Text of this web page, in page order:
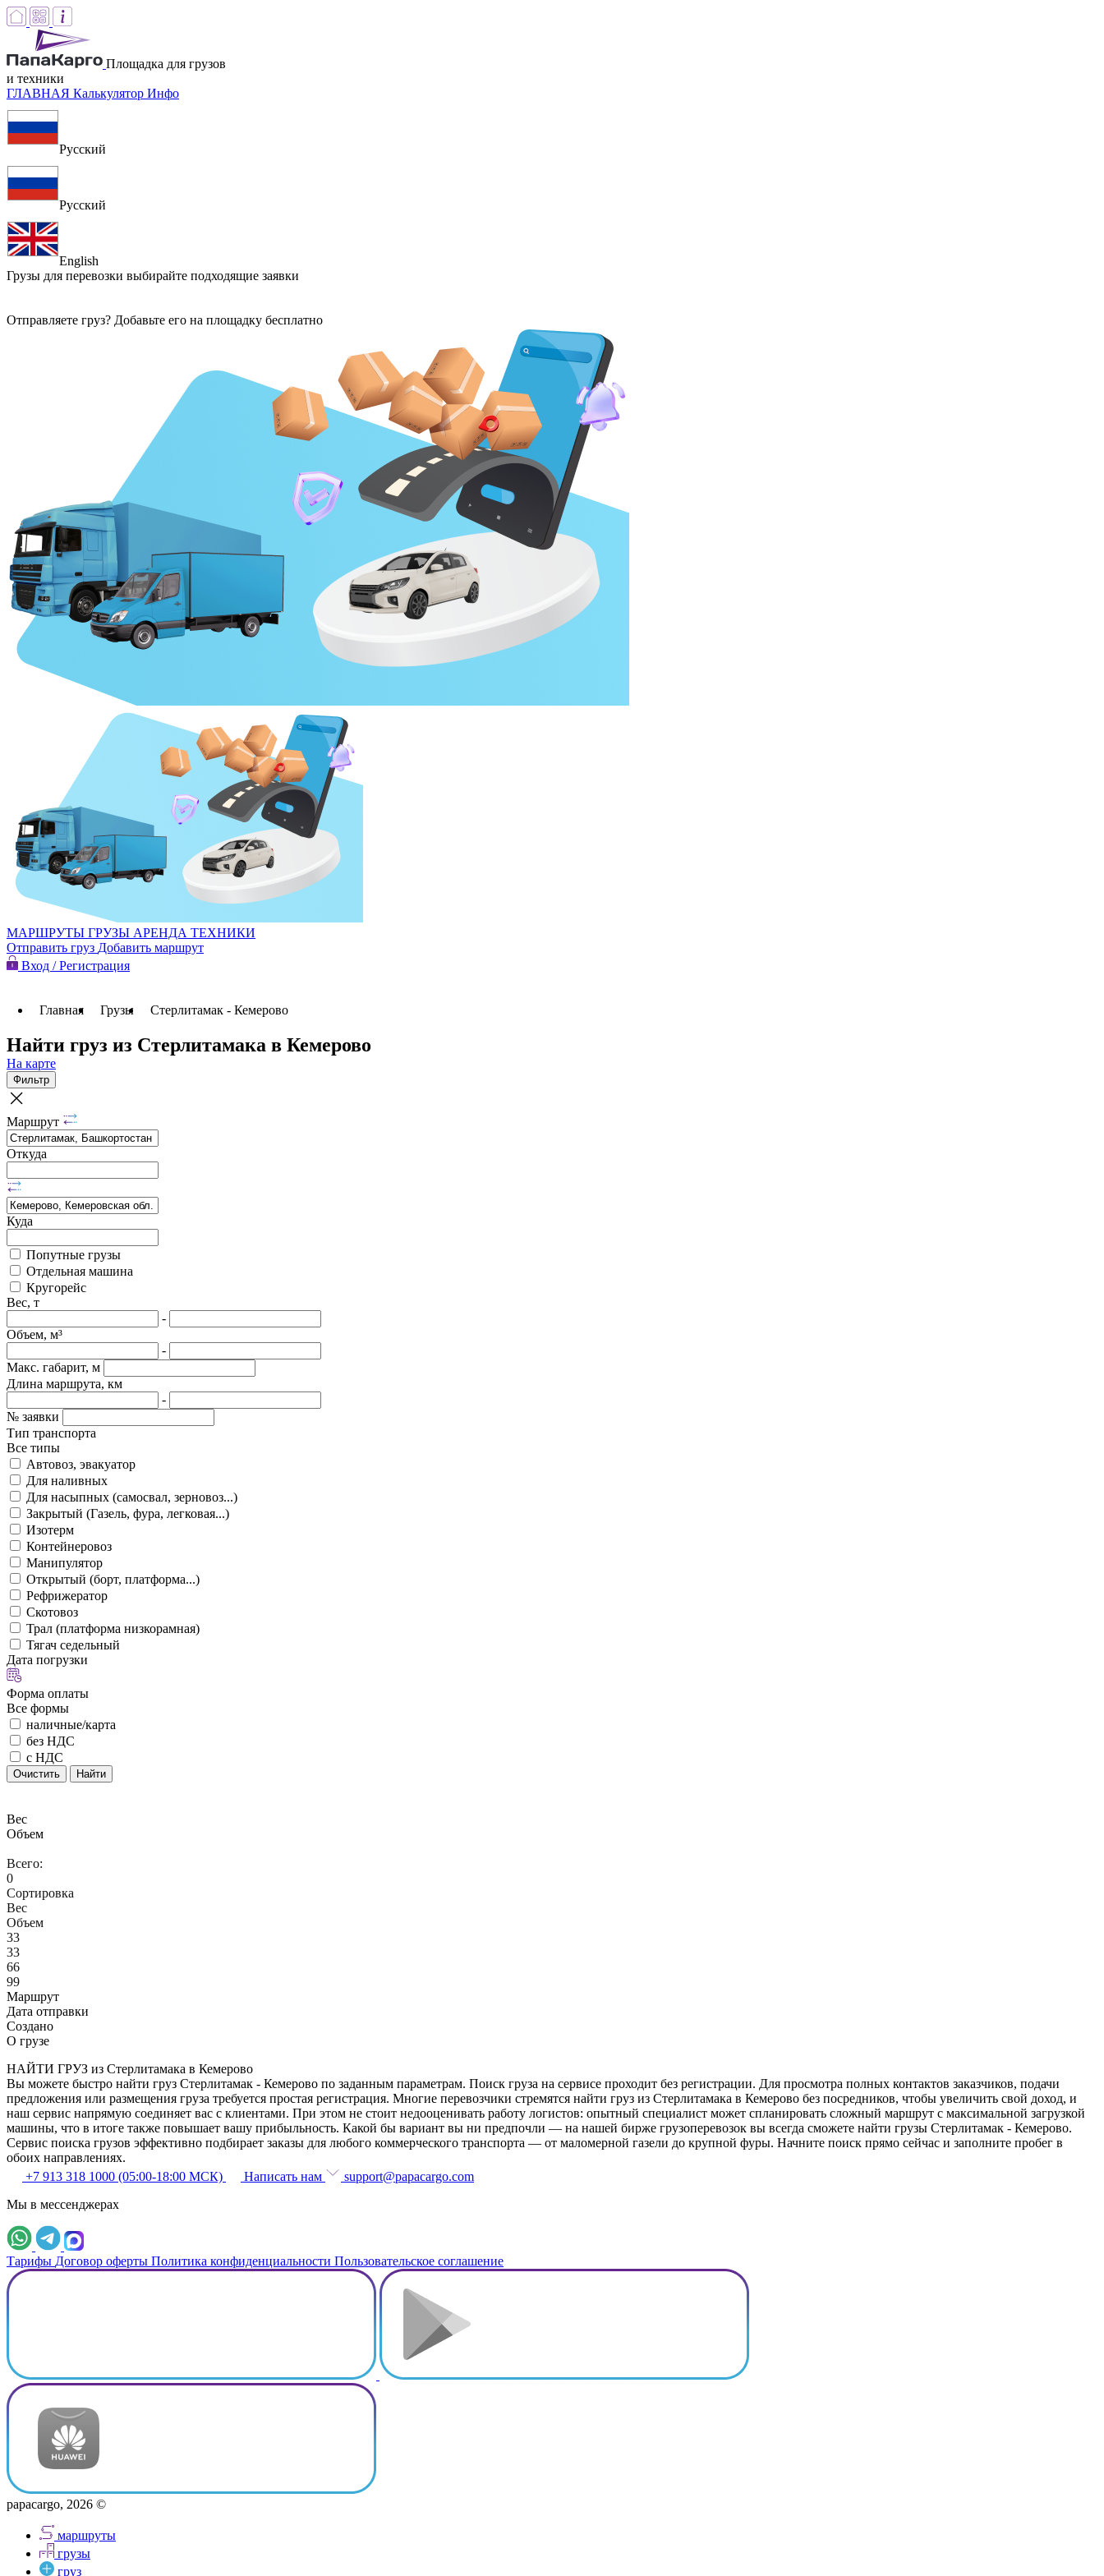
Площадка для грузов
и техники
ГЛАВНАЯ Калькулятор Инфо
Русский
Русский
English
Грузы для перевозки выбирайте подходящие заявки
Отправляете груз? Добавьте его на площадку бесплатно
МАРШРУТЫ ГРУЗЫ АРЕНДА ТЕХНИКИ
Отправить груз Добавить маршрут
Вход / Регистрация
Главная Грузы Стерлитамак - Кемерово
Найти груз из Стерлитамака в Кемерово
На карте
Фильтр
Маршрут
Откуда
Куда
Попутные грузы
Отдельная машина
Кругорейс
Вес, т
-
Объем, м³
-
Макс. габарит, м
Длина маршрута, км
-
№ заявки
Тип транспорта
Все типы
Автовоз, эвакуатор
Для наливных
Для насыпных (самосвал, зерновоз...)
Закрытый (Газель, фура, легковая...)
Изотерм
Контейнеровоз
Манипулятор
Открытый (борт, платформа...)
Рефрижератор
Скотовоз
Трал (платформа низкорамная)
Тягач седельный
Дата погрузки
Форма оплаты
Все формы
наличные/карта
без НДС
с НДС
Очистить Найти
Вес
Объем
Всего:
0
Сортировка
Вес
Объем
33
33
66
99
Маршрут
Дата отправки
Создано
О грузе
НАЙТИ ГРУЗ из Стерлитамака в Кемерово
Вы можете быстро найти груз Стерлитамак - Кемерово по заданным параметрам. Поиск груза на сервисе проходит без регистрации. Для просмотра полных контактов заказчиков, подачи
предложения или размещения груза требуется простая регистрация. Многие перевозчики стремятся найти груз из Стерлитамака в Кемерово без посредников, чтобы увеличить свой доход, и
наш сервис напрямую соединяет вас с клиентами. При этом не стоит недооценивать работу логистов: опытный специалист может спланировать сложный маршрут с максимальной загрузкой
машины, что в итоге также повышает вашу прибыльность. Какой бы вариант вы ни предпочли — на нашей бирже грузоперевозок вы всегда сможете найти грузы Стерлитамак - Кемерово.
Сервис поиска грузов эффективно подбирает заказы для любого коммерческого транспорта — от маломерной газели до крупной фуры. Начните поиск прямо сейчас и заполните пробег в
обоих направлениях.
+7 913 318 1000 (05:00-18:00 МСК)
Написать нам
support@papacargo.com
Мы в мессенджерах
Тарифы Договор оферты Политика конфиденциальности Пользовательское соглашение
papacargo, 2026 ©
маршруты
грузы
груз